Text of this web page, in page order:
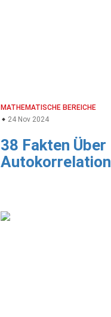
MATHEMATISCHE BEREICHE
24 Nov 2024
38 Fakten Über
Autokorrelation